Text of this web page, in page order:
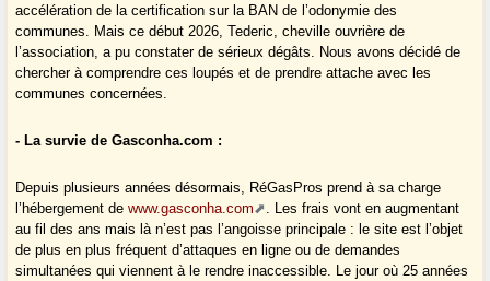
accélération de la certification sur la BAN de l’odonymie des
communes. Mais ce début 2026, Tederic, cheville ouvrière de
l’association, a pu constater de sérieux dégâts. Nous avons décidé de
chercher à comprendre ces loupés et de prendre attache avec les
communes concernées.
- La survie de Gasconha.com :
Depuis plusieurs années désormais, RéGasPros prend à sa charge
l’hébergement dewww.gasconha.com
. Les frais vont en augmentant
au fil des ans mais là n’est pas l’angoisse principale : le site est l’objet
de plus en plus fréquent d’attaques en ligne ou de demandes
simultanées qui viennent à le rendre inaccessible. Le jour où 25 années